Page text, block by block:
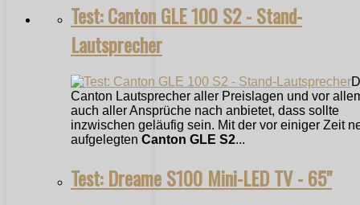
Test: Canton GLE 100 S2 - Stand-
Lautsprecher
Canton Lautsprecher aller Preislagen und vor
auch aller Ansprüche nach anbietet, dass sollte
inzwischen geläufig sein. Mit der vor einiger Zeit
aufgelegten Canton GLE S2...
Test: Dreame S100 Mini-LED TV - 65"